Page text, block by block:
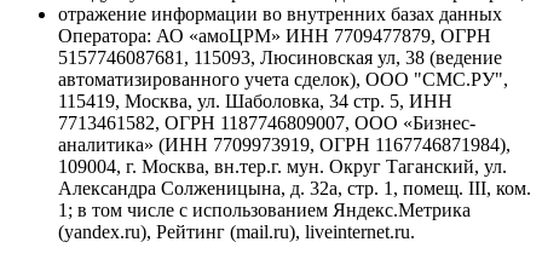
отражение информации во внутренних базах данных
Оператора: АО «амоЦРМ» ИНН 7709477879, ОГРН
5157746087681, 115093, Люсиновская ул, 38 (ведение
автоматизированного учета сделок), ООО "СМС.РУ",
115419, Москва, ул. Шаболовка, 34 стр. 5, ИНН
7713461582, ОГРН 1187746809007, ООО «Бизнес-
аналитика» (ИНН 7709973919, ОГРН 1167746871984),
109004, г. Москва, вн.тер.г. мун. Округ Таганский, ул.
Александра Солженицына, д. 32а, стр. 1, помещ. III, ком.
1; в том числе с использованием Яндекс.Метрика
(yandex.ru), Рейтинг (mail.ru), liveinternet.ru.